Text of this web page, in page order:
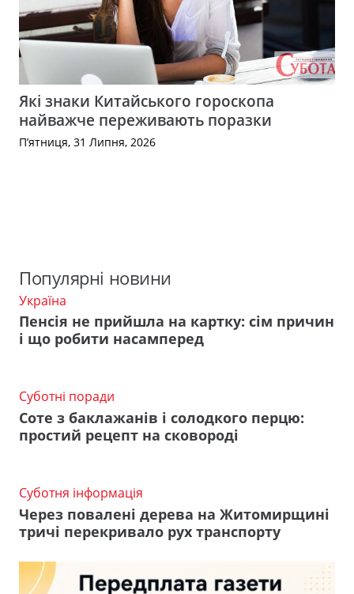
Які знаки Китайського гороскопа
найважче переживають поразки
П’ятниця, 31 Липня, 2026
Популярні новини
Україна
Пенсія не прийшла на картку: сім причин
і що робити насамперед
Суботні поради
Соте з баклажанів і солодкого перцю:
простий рецепт на сковороді
Суботня інформація
Через повалені дерева на Житомирщині
тричі перекривало рух транспорту